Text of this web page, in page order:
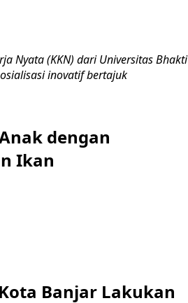
Nyata (KKN) dari Universitas Bhakti
inovatif bertajuk
dengan
Ikan
Banjar Lakukan